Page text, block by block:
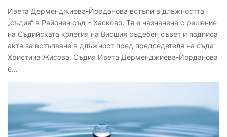
Ивета Дерменджиева-Йорданова встъпи в длъжността
„съдия“ в Районен съд – Хасково. Тя е назначена с решение
на Съдийската колегия на Висшия съдебен съвет и подписа
акта за встъпване в длъжност пред председателя на съда
Христина Жисова. Съдия Ивета Дерменджиева-Йорданова
е…